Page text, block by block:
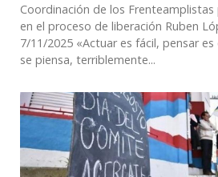
Coordinación de los
en el proceso de liberación Ruben
7/11/2025 «Actuar es fácil, pensar
se piensa, terriblemente...